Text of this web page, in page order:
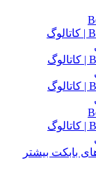
مینی لودر بابکت Bobcat T320 | کاتالوگ
مینی لودر بابکت Bobcat S185 | کاتالوگ
مینی لودر بابکت Bobcat S130 | کاتالوگ
مینی لودر بابکت Bobcat S300 | کاتالوگ
بابکت بیشتر